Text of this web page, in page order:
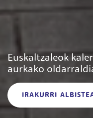
Euskaltzaleok
aurkako
IRAKURRI